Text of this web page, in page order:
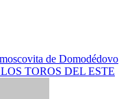
de Domodédovo
TOROS DEL ESTE